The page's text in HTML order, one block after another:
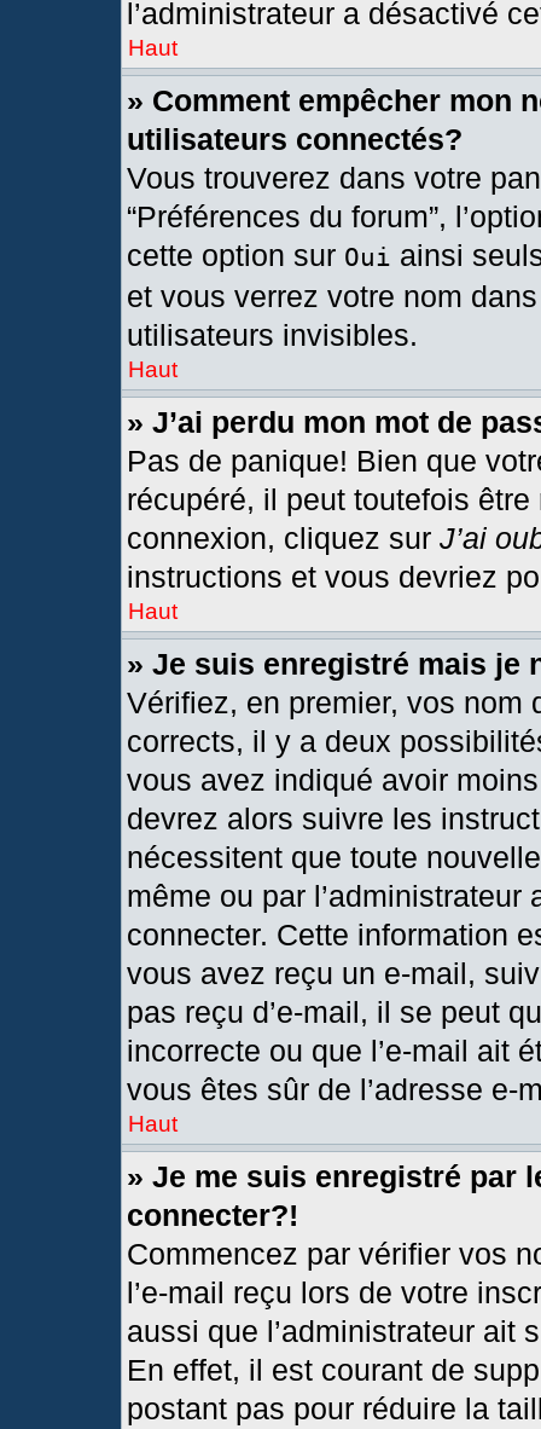
l’administrateur a désactivé
Haut
» Comment empêcher mon
utilisateurs connectés?
Vous trouverez dans votre
“Préférences du forum”,
cette option sur Oui ainsi
et vous verrez votre nom
utilisateurs invisibles.
Haut
» J’ai perdu mon mot de
Pas de panique! Bien que
récupéré, il peut toutefois
connexion, cliquez sur J’ai
instructions et vous devriez
Haut
» Je suis enregistré mais je
Vérifiez, en premier, vos nom
corrects, il y a deux
vous avez indiqué avoir
devrez alors suivre les
nécessitent que toute
même ou par
connecter. Cette information
vous avez reçu un e-mail,
pas reçu d’e-mail, il se peut
incorrecte ou que l’e-mail ait
vous êtes sûr de l’adresse e-
Haut
» Je me suis enregistré par
connecter?!
Commencez par vérifier vos
l’e-mail reçu lors de votre
aussi que l’administrateur ait
En effet, il est courant de
postant pas pour réduire la